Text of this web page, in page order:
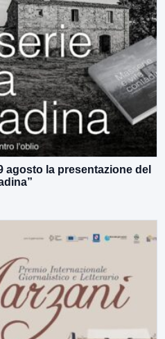
agosto la presentazione del